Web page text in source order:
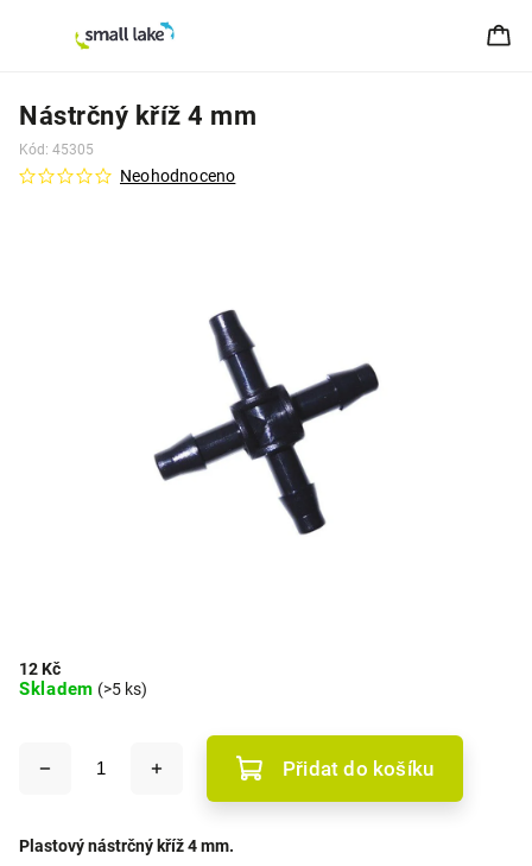
Nástrčný kříž 4 mm
Kód: 45305
Neohodnoceno
12 Kč
Skladem (>5 ks)
Přidat do košíku
Plastový nástrčný kříž 4 mm.